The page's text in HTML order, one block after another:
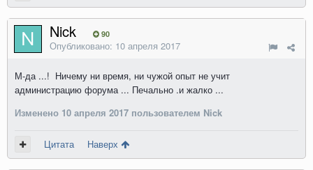
Nick 90
Опубликовано: 10 апреля 2017
М-да ...! Ничему ни время, ни чужой опыт не учит
администрацию форума ... Печально .и жалко ...
Изменено 10 апреля 2017 пользователем Nick
Цитата Наверх